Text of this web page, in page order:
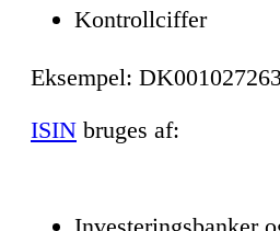
Kontrollciffer
Eksempel:
ISIN bruges af: